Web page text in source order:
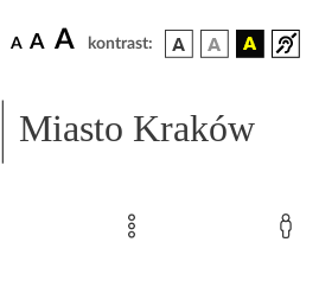
A A A kontrast:
Miasto Kraków